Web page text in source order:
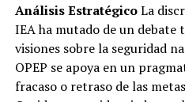
Análisis EstratégicoLa
IEA ha mutado de un debate
visiones sobre la seguridad
OPEP se apoya en un
fracaso o retraso de las